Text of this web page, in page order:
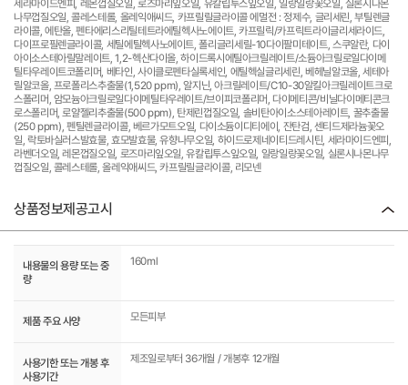
세라마이드엔피, 레몬껍질오일, 로즈마리잎오일, 유칼립투스잎오일, 일랑일랑꽃오일, 실론시나몬
나무껍질오일, 콜레스테롤, 올레익애씨드, 카프릴릴글라이콜 에멀전 : 정제수, 글리세린, 부틸렌글
라이콜, 에탄올, 펜타에리스리틸테트라에틸헥사노에이트, 카프릴릭/카프릭트라이글리세라이드,
다이프로필렌글라이콜, 세틸에틸헥사노에이트, 폴리글리세릴-10다이팔미테이트, 스쿠알란, 다이
아이소스테아릴말레이트, 1,2-헥산다이올, 하이드록시에틸아크릴레이트/소듐아크릴로일다이메
틸타우레이트코폴리머, 베타인, 사이클로펜타실록세인, 에틸헥실글리세린, 베헤닐알코올, 세테아
릴알코올, 프로폴리스추출물(1,520 ppm), 알지닌, 아크릴레이트/C10-30알킬아크릴레이트크로
스폴리머, 암모늄아크릴로일다이메틸타우레이트/브이피코폴리머, 다이메티콘/비닐다이메티콘크
로스폴리머, 로얄젤리추출물(500 ppm), 탄제린껍질오일, 솔비탄아이소스테아레이트, 꿀추출물
(250 ppm), 펜틸렌글라이콜, 베르가모트오일, 다이소듐이디티에이, 잔탄검, 센티드제라늄꽃오
일, 락토바실러스발효물, 효모발효물, 유향나무오일, 하이드로제네이티드레시틴, 세라마이드엔피,
라벤더오일, 레몬껍질오일, 로즈마리잎오일, 유칼립투스잎오일, 일랑일랑꽃오일, 실론시나몬나무
껍질오일, 콜레스테롤, 올레익애씨드, 카프릴릴글라이콜, 리모넨
상품정보제공고시
내용물의 용량 또는 중
량
160ml
제품 주요 사양 모든피부
사용기한 또는 개봉 후
사용기간
제조일로부터 36개월 / 개봉후 12개월